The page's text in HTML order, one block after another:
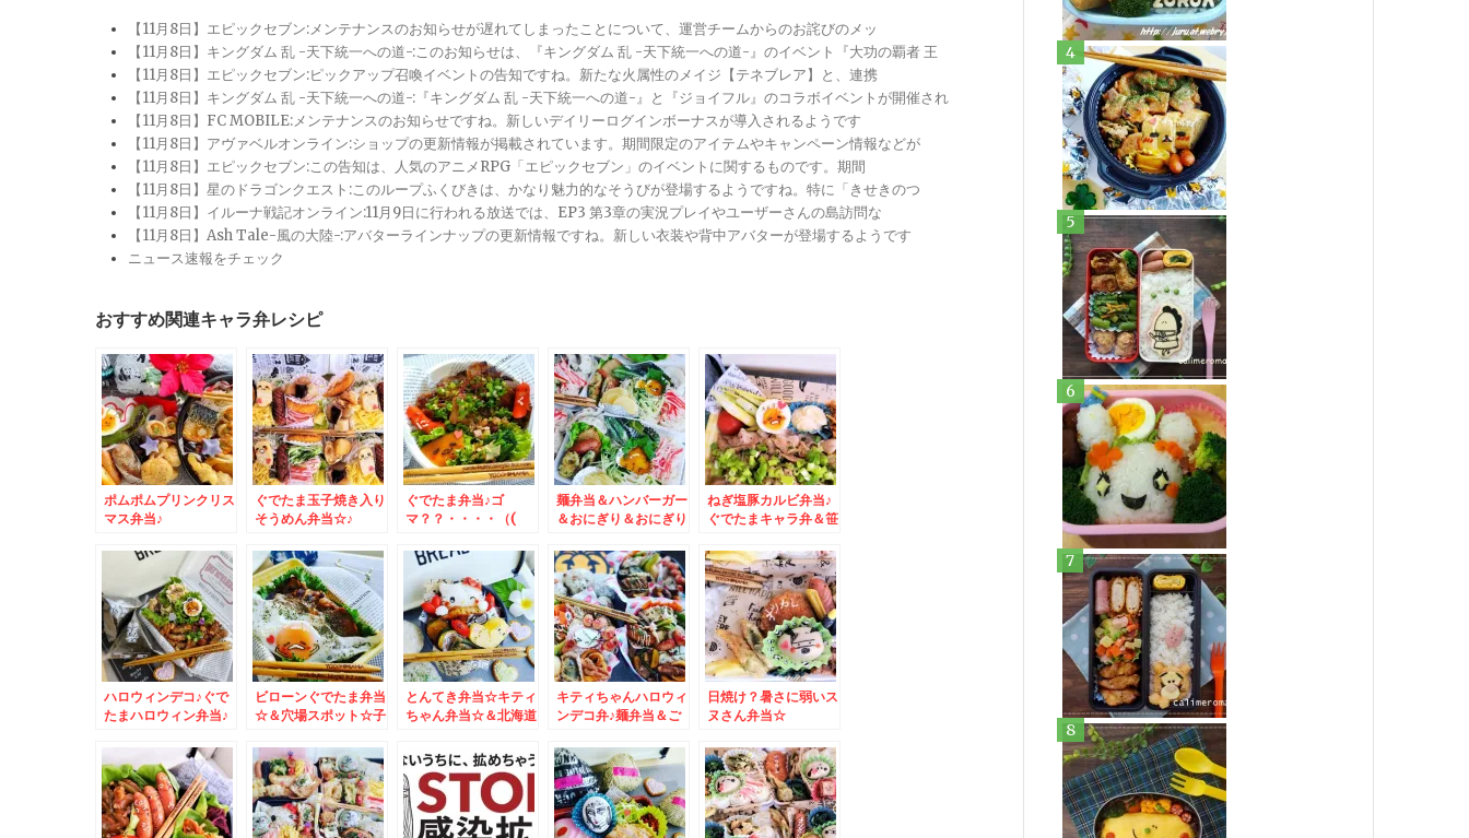
【11月8日】エピックセブン:メンテナンスのお知らせが遅れてしまったことについて、運営チームからのお詫びのメッ
【11月8日】キングダム 乱 -天下統一への道-:このお知らせは、『キングダム 乱 -天下統一への道-』のイベント『大功の覇者 王
【11月8日】エピックセブン:ピックアップ召喚イベントの告知ですね。新たな火属性のメイジ【テネブレア】と、連携
【11月8日】キングダム 乱 -天下統一への道-:『キングダム 乱 -天下統一への道-』と『ジョイフル』のコラボイベントが開催され
【11月8日】FC MOBILE:メンテナンスのお知らせですね。新しいデイリーログインボーナスが導入されるようです
【11月8日】アヴァベルオンライン:ショップの更新情報が掲載されています。期間限定のアイテムやキャンペーン情報などが
【11月8日】エピックセブン:この告知は、人気のアニメRPG「エピックセブン」のイベントに関するものです。期間
【11月8日】星のドラゴンクエスト:このループふくびきは、かなり魅力的なそうびが登場するようですね。特に「きせきのつ
【11月8日】イルーナ戦記オンライン:11月9日に行われる放送では、EP3 第3章の実況プレイやユーザーさんの島訪問な
【11月8日】Ash Tale-風の大陸-:アバターラインナップの更新情報ですね。新しい衣装や背中アバターが登場するようです
ニュース速報をチェック
おすすめ関連キャラ弁レシピ
ポムポムプリンクリス
マス弁当♪
ぐでたま玉子焼き入り
そうめん弁当☆♪
ぐでたま弁当♪ゴ
マ？？・・・・（(
麺弁当＆ハンバーガー
＆おにぎり＆おにぎり
＾ぐでたまキャラ弁＾
＾
ねぎ塩豚カルビ弁当♪
ぐでたまキャラ弁＆笹
ハロウィンデコ♪ぐで
たまハロウィン弁当♪
ビローンぐでたま弁当
☆＆穴場スポット☆子
とんてき弁当☆キティ
ちゃん弁当☆＆北海道
鮮丼☆
キティちゃんハロウィ
ンデコ弁♪麺弁当＆ご
日焼け？暑さに弱いス
ヌさん弁当☆